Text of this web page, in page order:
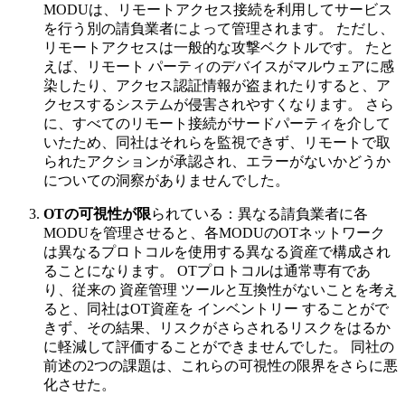
MODUは、リモートアクセス接続を利用してサービス
を行う別の請負業者によって管理されます。 ただし、
リモートアクセスは一般的な攻撃ベクトルです。 たと
えば、リモート パーティのデバイスがマルウェアに感
染したり、アクセス認証情報が盗まれたりすると、ア
クセスするシステムが侵害されやすくなります。 さら
に、すべてのリモート接続がサードパーティを介して
いたため、同社はそれらを監視できず、リモートで取
られたアクションが承認され、エラーがないかどうか
についての洞察がありませんでした。
OTの可視性が限られている：異なる請負業者に各
MODUを管理させると、各MODUのOTネットワーク
は異なるプロトコルを使用する異なる資産で構成され
ることになります。 OTプロトコルは通常専有であ
り、従来の 資産管理 ツールと互換性がないことを考え
ると、同社はOT資産を インベントリー することがで
きず、その結果、リスクがさらされるリスクをはるか
に軽減して評価することができませんでした。 同社の
前述の2つの課題は、これらの可視性の限界をさらに悪
化させた。